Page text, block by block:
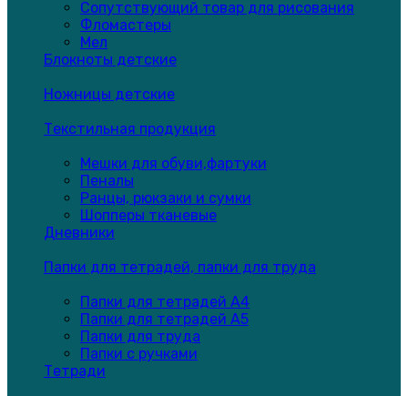
Сопутствующий товар для рисования
Фломастеры
Мел
Блокноты детские
Ножницы детские
Текстильная продукция
Мешки для обуви,фартуки
Пеналы
Ранцы, рюкзаки и сумки
Шопперы тканевые
Дневники
Папки для тетрадей, папки для труда
Папки для тетрадей А4
Папки для тетрадей А5
Папки для труда
Папки с ручками
Тетради